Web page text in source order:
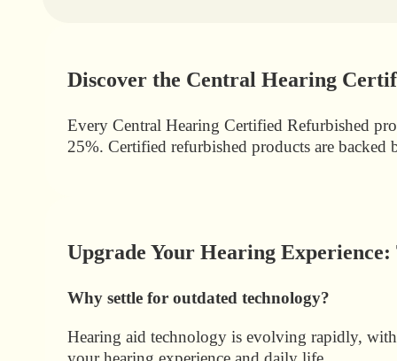
Discover the Central Hearing
Every Central Hearing Certified Refurbished
25%. Certified refurbished products are backed
Upgrade Your Hearing
Why settle for outdated technology?
Hearing aid technology is evolving rapidly,